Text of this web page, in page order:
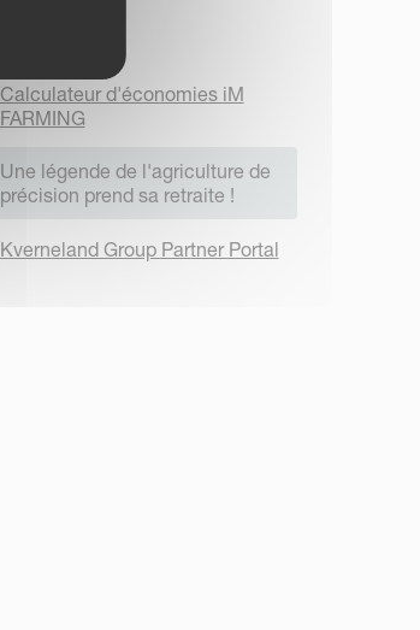
Calculateur d'économies iM
FARMING
Une légende de l'agriculture de
précision prend sa retraite !
Kverneland Group Partner Portal